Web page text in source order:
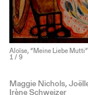
Aloïse, “Meine Liebe
1 / 9
Maggie Nichols,
Irène Schweizer